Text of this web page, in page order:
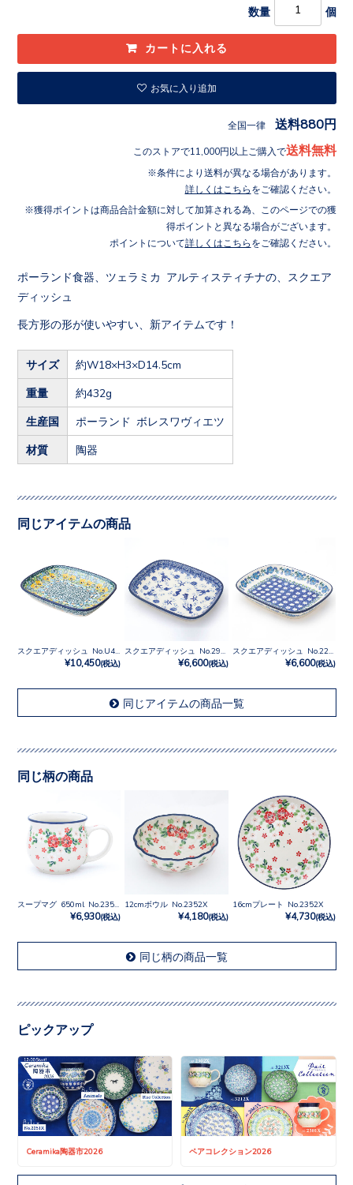
数量 個
お気に入り追加
全国一律 送料880円
このストアで11,000円以上ご購入で送料無料
条件により送料が異なる場合があります。
詳しくはこちら をご確認ください。
獲得ポイントは商品合計金額に対して加算される為、このページでの獲
得ポイントと異なる場合がございます。
ポイントについて詳しくはこちら をご確認ください。
ポーランド食器、ツェラミカ アルティスティチナの、スクエア
ディッシュ
長方形の形が使いやすい、新アイテムです！
サイズ 約W18×H3×D14.5cm
重量 約432g
生産国 ポーランド ボレスワヴィエツ
材質 陶器
同じアイテムの商品
スクエアディッシュ No.U4-4842
¥10,450(税込) ¥6,600(税込) ¥6,600(税込)
同じアイテムの商品一覧
同じ柄の商品
スープマグ 650ml No.2352X
¥6,930(税込)
12cmボウル No.2352X
¥4,180(税込)
16cmプレート No.2352X
¥4,730(税込)
同じ柄の商品一覧
ピックアップ
Ceramika陶器市2026 ペアコレクション2026